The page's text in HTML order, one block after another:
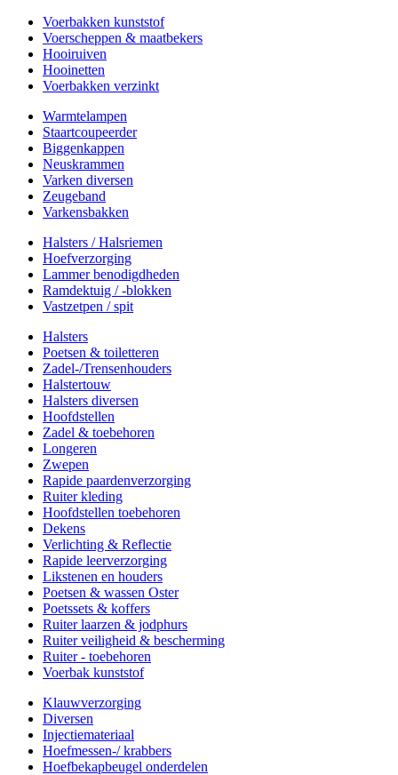
Voerbakken kunststof
Voerscheppen & maatbekers
Hooiruiven
Hooinetten
Voerbakken verzinkt
Warmtelampen
Staartcoupeerder
Biggenkappen
Neuskrammen
Varken diversen
Zeugeband
Varkensbakken
Halsters / Halsriemen
Hoefverzorging
Lammer benodigdheden
Ramdektuig / -blokken
Vastzetpen / spit
Halsters
Poetsen & toiletteren
Zadel-/Trensenhouders
Halstertouw
Halsters diversen
Hoofdstellen
Zadel & toebehoren
Longeren
Zwepen
Rapide paardenverzorging
Ruiter kleding
Hoofdstellen toebehoren
Dekens
Verlichting & Reflectie
Rapide leerverzorging
Likstenen en houders
Poetsen & wassen Oster
Poetssets & koffers
Ruiter laarzen & jodphurs
Ruiter veiligheid & bescherming
Ruiter - toebehoren
Voerbak kunststof
Klauwverzorging
Diversen
Injectiemateriaal
Hoefmessen-/ krabbers
Hoefbekapbeugel onderdelen